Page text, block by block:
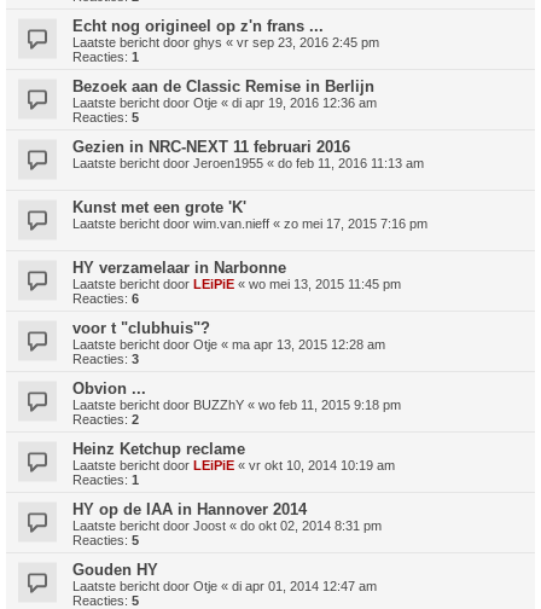
Echt nog origineel op z'n frans ...
Laatste bericht door ghys « vr sep 23, 2016 2:45 pm
Reacties: 1
Bezoek aan de Classic Remise in Berlijn
Laatste bericht door Otje « di apr 19, 2016 12:36 am
Reacties: 5
Gezien in NRC-NEXT 11 februari 2016
Laatste bericht door Jeroen1955 « do feb 11, 2016 11:13 am
Kunst met een grote 'K'
Laatste bericht door wim.van.nieff « zo mei 17, 2015 7:16 pm
HY verzamelaar in Narbonne
Laatste bericht door LEiPiE « wo mei 13, 2015 11:45 pm
Reacties: 6
voor t "clubhuis"?
Laatste bericht door Otje « ma apr 13, 2015 12:28 am
Reacties: 3
Obvion ...
Laatste bericht door BUZZhY « wo feb 11, 2015 9:18 pm
Reacties: 2
Heinz Ketchup reclame
Laatste bericht door LEiPiE « vr okt 10, 2014 10:19 am
Reacties: 1
HY op de IAA in Hannover 2014
Laatste bericht door Joost « do okt 02, 2014 8:31 pm
Reacties: 5
Gouden HY
Laatste bericht door Otje « di apr 01, 2014 12:47 am
Reacties: 5